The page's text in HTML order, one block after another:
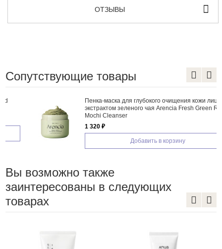
ОТЗЫВЫ
Сопутствующие товары
Пенка-маска для глубокого очищения кожи лица с
экстрактом зеленого чая Arencia Fresh Green Rice
Mochi Cleanser
1 320 ₽
Добавить в корзину
Вы возможно также
заинтересованы в следующих
товарах